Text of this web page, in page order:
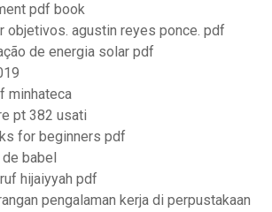
pdf book
objetivos. agustin reyes ponce. pdf
de energia solar pdf
minhateca
pt 382 usati
for beginners pdf
babel
hijaiyyah pdf
pengalaman kerja di perpustakaan